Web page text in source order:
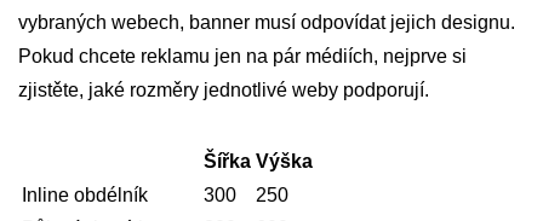
vybraných webech, banner musí odpovídat jejich designu.
Pokud chcete reklamu jen na pár médiích, nejprve si
zjistěte, jaké rozměry jednotlivé weby podporují.
Šířka Výška
Inline obdélník
300
250